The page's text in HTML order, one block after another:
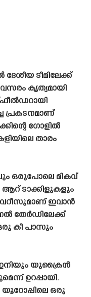
ടീമിലേക്ക്
കൃത്യമായി
പ്രകടനമാണ്
ഗോളിൽ
താരം
ഒരുപോലെ മികവ്
ആറ് ടാക്കിളുകളും
ഇവാൻ
തേർഡിലേക്ക്
കീ പാസും
ഇനിയും യുക്രൈൻ
ഉറപ്പായി.
യൂറോപ്പിലെ ഒരു